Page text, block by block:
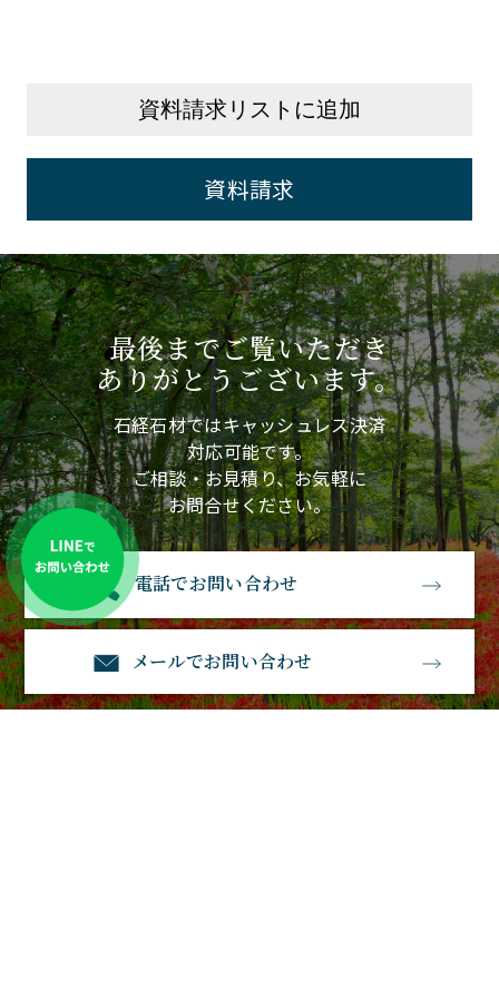
資料請求リストに追加
資料請求
最後までご覧いただき
ありがとうございます。
石経石材ではキャッシュレス決済
対応可能です。
ご相談・お見積り、お気軽に
お問合せください。
電話でお問い合わせ
メールでお問い合わせ